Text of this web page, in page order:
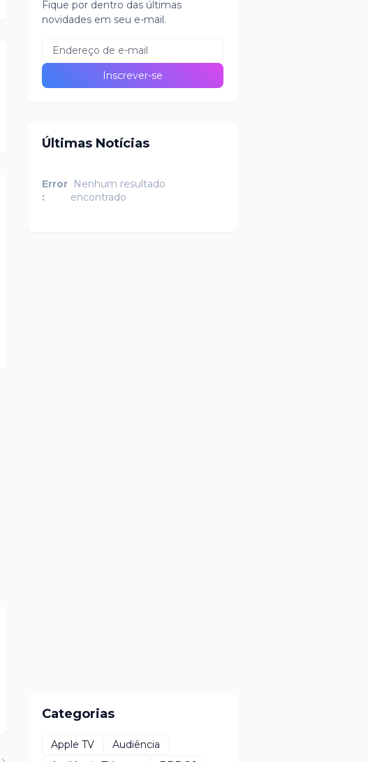
Fique por dentro das últimas
novidades em seu e-mail.
Últimas Notícias
Error
:
Nenhum resultado
encontrado
Categorias
Apple TV
Audiência